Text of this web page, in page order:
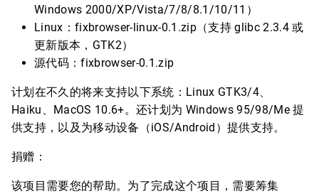
Windows 2000/XP/Vista/7/8/8.1/10/11）
Linux：fixbrowser-linux-0.1.zip（支持 glibc 2.3.4 或
更新版本，GTK2）
源代码：fixbrowser-0.1.zip
计划在不久的将来支持以下系统：Linux GTK3/4、
Haiku、MacOS 10.6+。还计划为 Windows 95/98/Me 提
供支持，以及为移动设备（iOS/Android）提供支持。
捐赠：
该项目需要您的帮助。为了完成这个项目，需要筹集